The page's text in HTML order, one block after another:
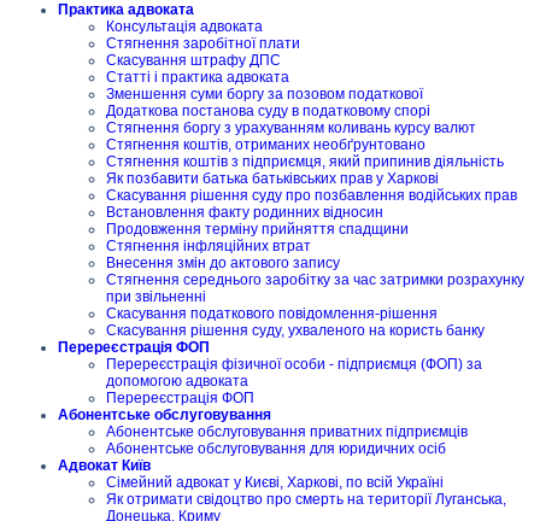
Практика адвоката
Консультація адвоката
Стягнення заробітної плати
Скасування штрафу ДПС
Статті і практика адвоката
Зменшення суми боргу за позовом податкової
Додаткова постанова суду в податковому спорі
Стягнення боргу з урахуванням коливань курсу валют
Стягнення коштів, отриманих необґрунтовано
Стягнення коштів з підприємця, який припинив діяльність
Як позбавити батька батьківських прав у Харкові
Скасування рішення суду про позбавлення водійських прав
Встановлення факту родинних відносин
Продовження терміну прийняття спадщини
Стягнення інфляційних втрат
Внесення змін до актового запису
Стягнення середнього заробітку за час затримки розрахунку
при звільненні
Скасування податкового повідомлення-рішення
Скасування рішення суду, ухваленого на користь банку
Перереєстрація ФОП
Перереєстрація фізичної особи - підприємця (ФОП) за
допомогою адвоката
Перереєстрація ФОП
Абонентське обслуговування
Абонентське обслуговування приватних підприємців
Абонентське обслуговування для юридичних осіб
Адвокат Київ
Сімейний адвокат у Києві, Харкові, по всій Україні
Як отримати свідоцтво про смерть на території Луганська,
Донецька, Криму